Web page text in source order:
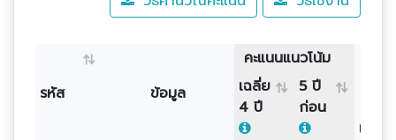
รหัส ข้อมูล
คะแนนแนวโน้ม
เฉลี่ย
4 ปี
5 ปี
ก่อน
เขต 1